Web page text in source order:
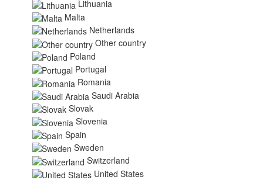
Lithuania
Malta
Netherlands
Other country
Poland
Portugal
Romania
Saudi Arabia
Slovak
Slovenia
Spain
Sweden
Switzerland
United States